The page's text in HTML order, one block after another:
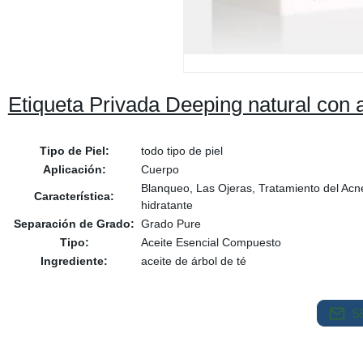
Etiqueta Privada Deeping natural con
Tipo de Piel:
todo tipo de piel
Aplicación:
Cuerpo
Característica:
Blanqueo, Las Ojeras, Tratamiento del
hidratante
Separación de Grado: Grado Pure
Tipo:
Aceite Esencial Compuesto
Ingrediente:
aceite de árbol de té